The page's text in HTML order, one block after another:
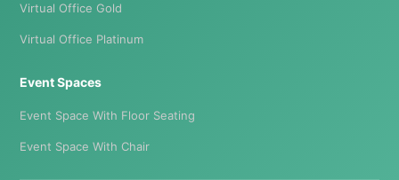
Virtual Office Gold
Virtual Office Platinum
Event Spaces
Event Space With Floor Seating
Event Space With Chair